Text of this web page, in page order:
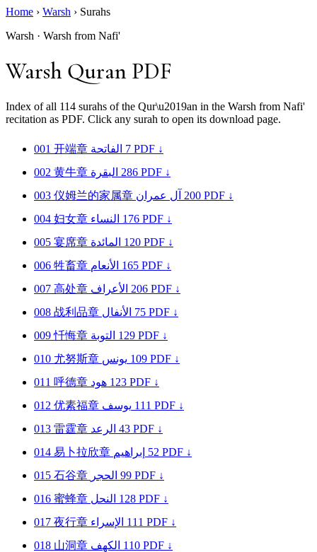
Home › Warsh › Surahs
Warsh · Warsh from Nafi'
Warsh Quran PDF
Index of all 114 surahs of the Qur\u2019an in the Warsh from Nafi'
recitation as PDF. Click any surah to open its download page.
001 开端章 الفاتحة 7 PDF ↓
002 黄牛章 البقرة 286 PDF ↓
003 仪姆兰的家属章 آل عمران 200 PDF ↓
004 妇女章 النساء 176 PDF ↓
005 宴席章 المائدة 120 PDF ↓
006 牲畜章 الأنعام 165 PDF ↓
007 高处章 الأعراف 206 PDF ↓
008 战利品章 الأنفال 75 PDF ↓
009忏悔章 التوبة 129 PDF ↓
010 尤努斯章 يونس 109 PDF ↓
011 呼德章 هود 123 PDF ↓
012 优素福章 يوسف 111 PDF ↓
013 雷霆章 الرعد 43 PDF ↓
014 易卜拉欣章 إبراهيم 52 PDF ↓
015 石谷章 الحجر 99 PDF ↓
016 蜜蜂章 النحل 128 PDF ↓
017 夜行章 الإسراء 111 PDF ↓
018 山洞章 الكهف 110 PDF ↓